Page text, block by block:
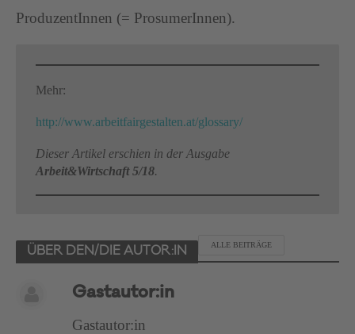
ProduzentInnen (= ProsumerInnen).
Mehr:
http://www.arbeitfairgestalten.at/glossary/
Dieser Artikel erschien in der Ausgabe
Arbeit&Wirtschaft 5/18.
ÜBER DEN/DIE AUTOR:IN
ALLE BEITRÄGE
Gastautor:in
Gastautor:in